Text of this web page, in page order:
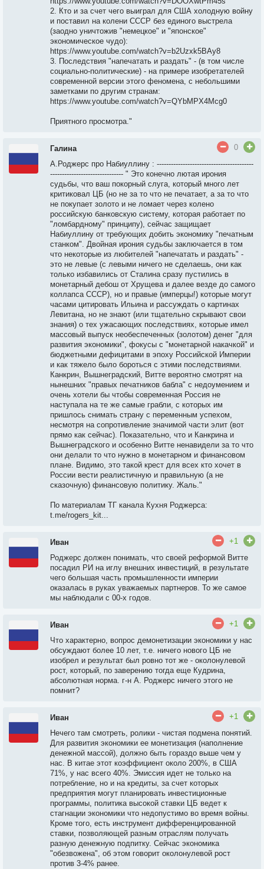
2. Кто и за счет чего выиграл для США холодную войну
и поставил на колени СССР без единого выстрела
(заодно уничтожив "немецкое" и "японское"
экономическое чудо):
https://www.youtube.com/watch?v=b2Uzxk5BAy8
3. Последствия "напечатать и раздать" - (в том числе
социально-политические) - на примере изобретателей
современной версии этого феномена, с небольшими
заметками по другим странам:
https://www.youtube.com/watch?v=QYbMPX4Mcg0
Приятного просмотра."
Галина
0
А.Роджерс про Набиуллину : -----------------------------------------
------------------------------- " Это конечно лютая ирония
судьбы, что ваш покорный слуга, который много лет
критиковал ЦБ (но не за то что не печатает, а за то что
не покупает золото и не ломает через колено
российскую банковскую систему, которая работает по
"ломбардному" принципу), сейчас защищает
Набиуллину от требующих добить экономику "печатным
станком". Двойная ирония судьбы заключается в том
что некоторые из любителей "напечатать и раздать" -
это не левые (с левыми ничего не сделаешь, они как
только избавились от Сталина сразу пустились в
монетарный дебош от Хрущева и далее везде до самого
коллапса СССР), но и правые (имперцы!) которые могут
часами цитировать Ильина и рассуждать о картинах
Левитана, но не знают (или тщательно скрывают свои
знания) о тех ужасающих последствиях, которые имел
массовый выпуск необеспеченных (золотом) денег "для
развития экономики", фокусы с "монетарной накачкой" и
бюджетными дефицитами в эпоху Российской Империи
и как тяжело было бороться с этими последствиями.
Канкрин, Вышнеградский, Витте вероятно смотрят на
нынешних "правых печатников бабла" с недоумением и
очень хотели бы чтобы современная Россия не
наступала на те же самые грабли, с которых им
пришлось снимать страну с переменным успехом,
несмотря на сопротивление значимой части элит (вот
прямо как сейчас). Показательно, что и Канкрина и
Вышнеградского и особенно Витте ненавидели за то что
они делали то что нужно в монетарном и финансовом
плане. Видимо, это такой крест для всех кто хочет в
России вести реалистичную и правильную (а не
сказочную) финансовую политику. Жаль."
По материалам ТГ канала Кухня Роджерса:
t.me/rogers_kit...
Иван
+1
Роджерс должен понимать, что своей реформой Витте
посадил РИ на иглу внешних инвестиций, в результате
чего большая часть промышленности империи
оказалась в руках уважаемых партнеров. То же самое
мы наблюдали с 00-х годов.
Иван
+1
Что характерно, вопрос демонетизации экономики у нас
обсуждают более 10 лет, т.е. ничего нового ЦБ не
изобрел и результат был ровно тот же - околонулевой
рост, который, по заверению тогда еще Кудрина,
абсолютная норма. г-н А. Роджерс ничего этого не
помнит?
Иван
+1
Нечего там смотреть, ролики - чистая подмена понятий.
Для развития экономики ее монетизация (наполнение
денежной массой), должно быть гораздо выше чем у
нас. В китае этот коэффициент около 200%, в США
71%, у нас всего 40%. Эмиссия идет не только на
потребление, но и на кредиты, за счет которых
предприятия могут планировать инвестиционные
программы, политика высокой ставки ЦБ ведет к
стагнации экономики что недопустимо во время войны.
Кроме того, есть инструмент дифференцированной
ставки, позволяющей разным отраслям получать
разную денежную подпитку. Сейчас экономика
"обезвожена", об этом говорит околонулевой рост
против 3-4% ранее.